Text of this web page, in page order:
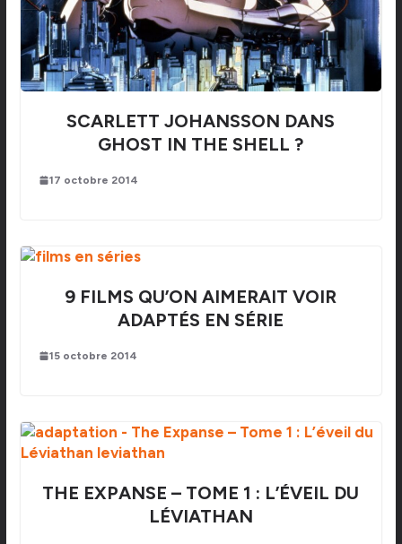
SCARLETT JOHANSSON DANS
GHOST IN THE SHELL ?
17 octobre 2014
9 FILMS QU’ON AIMERAIT VOIR
ADAPTÉS EN SÉRIE
15 octobre 2014
THE EXPANSE – TOME 1 : L’ÉVEIL DU
LÉVIATHAN